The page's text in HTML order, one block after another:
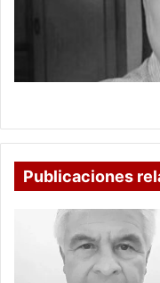
Publicaciones